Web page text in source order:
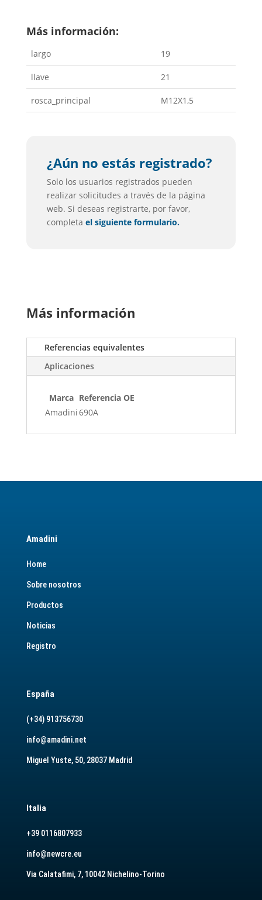
Más información:
largo 19
llave 21
rosca_principal M12X1,5
¿Aún no estás registrado?
Solo los usuarios registrados pueden
realizar solicitudes a través de la página
web. Si deseas registrarte, por favor,
completa el siguiente formulario.
Más información
Referencias equivalentes
Aplicaciones
Marca Referencia OE
Amadini690A
Amadini
Home
Sobre nosotros
Productos
Noticias
Registro
España
(+34) 913756730
info@amadini.net
Miguel Yuste, 50, 28037 Madrid
Italia
+39 0116807933
info@newcre.eu
Via Calatafimi, 7, 10042 Nichelino-Torino